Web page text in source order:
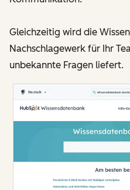
Gleichzeitig wird die
Nachschlagewerk für Ihr
unbekannte Fragen liefert.